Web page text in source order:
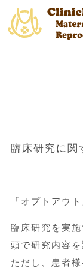
臨床研究に関
「オプトアウ
臨床研究を実
頭で研究内容
ただし、患者